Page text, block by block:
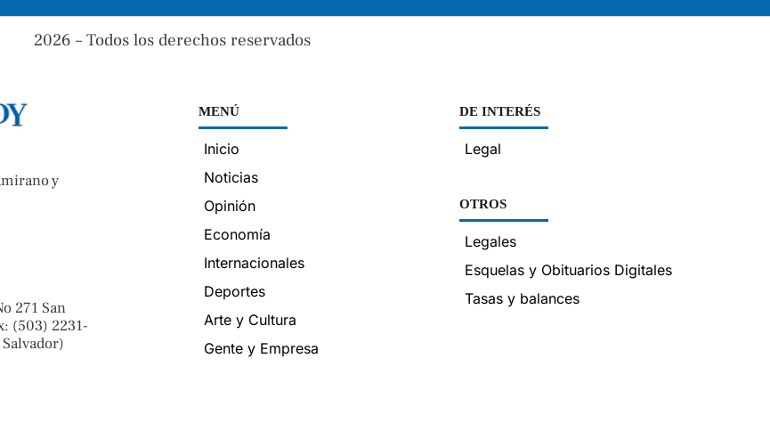
2026 – Todos los derechos reservados
y
271 San
(503) 2231-
MENÚ
Inicio
Noticias
Opinión
Economía
Internacionales
Deportes
Arte y Cultura
Gente y Empresa
DE INTERÉS
Legal
OTROS
Legales
Esquelas y Obituarios Digitales
Tasas y balances